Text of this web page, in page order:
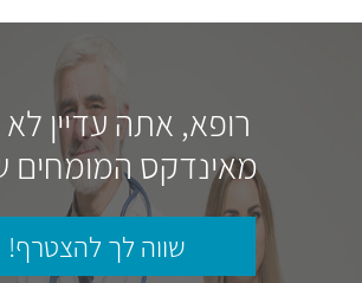
רופא, אתה עדיין
מאינדקס המומחים
שווה לך להצטרף!